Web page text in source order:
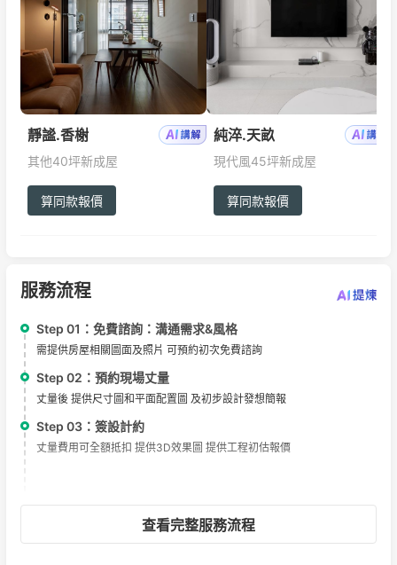
靜謐.香榭
其他40坪新成屋
算同款報價
純淬.天畝
現代風45坪新成屋
算同款報價
服務流程
Step 01： 免費諮詢：溝通需求&風格
需提供房屋相關圖面及照片 可預約初次免費諮詢
Step 02： 預約現場丈量
丈量後 提供尺寸圖和平面配置圖 及初步設計發想簡報
Step 03： 簽設計約
丈量費用可全額抵扣 提供3D效果圖 提供工程初估報價
查看完整服務流程